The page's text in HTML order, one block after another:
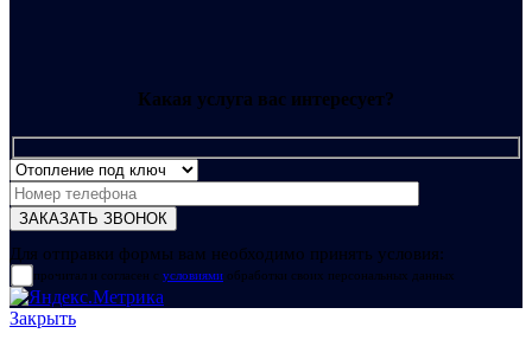
Какая услуга вас интересует?
Для отправки формы вам необходимо принять условия:
прочитал и согласен с условиями обработки своих персональных данных
Закрыть